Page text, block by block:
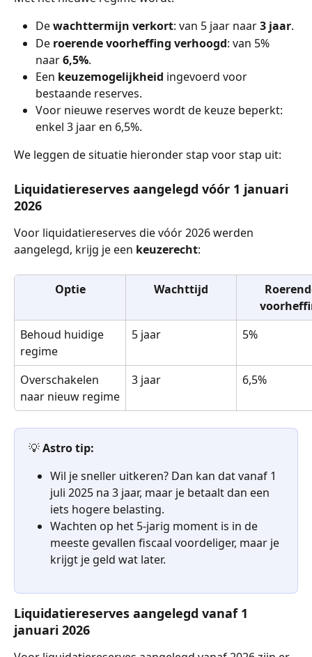
De wachttermijn verkort: van 5 jaar naar 3 jaar.
De roerende voorheffing verhoogd: van 5%
naar 6,5%.
Een keuzemogelijkheid ingevoerd voor
bestaande reserves.
Voor nieuwe reserves wordt de keuze beperkt:
enkel 3 jaar en 6,5%.
We leggen de situatie hieronder stap voor stap uit:
Liquidatiereserves aangelegd vóór 1 januari
2026
Voor liquidatiereserves die vóór 2026 werden
aangelegd, krijg je een keuzerecht:
Optie Wachttijd
Behoud huidige
regime
5 jaar 5%
Overschakelen
naar nieuw regime
3 jaar 6,5%
💡 Astro tip:
Wil je sneller uitkeren? Dan kan dat vanaf 1
juli 2025 na 3 jaar, maar je betaalt dan een
iets hogere belasting.
Wachten op het 5-jarig moment is in de
meeste gevallen fiscaal voordeliger, maar je
krijgt je geld wat later.
Liquidatiereserves aangelegd vanaf 1
januari 2026